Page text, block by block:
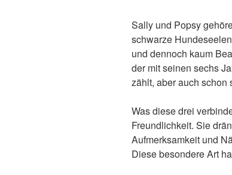
Sally und Popsy
schwarze
und dennoch kaum
der mit seinen sechs
zählt, aber auch schon
Was diese drei
Freundlichkeit. Sie
Aufmerksamkeit und
Diese besondere Art